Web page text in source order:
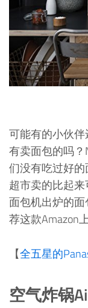
可能有的小伙
有卖面包的吗
们没有吃过好
超市卖的比起
面包机出炉的
荐这款Amazon
【全五星的
空气炸锅